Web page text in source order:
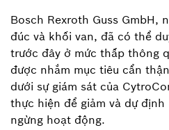
Bosch Rexroth Guss GmbH,
đúc và khối van, đã có thể
trước đây ở mức thấp thông
được nhắm mục tiêu cẩn
dưới sự giám sát của
thực hiện để giảm và dự
ngừng hoạt động.